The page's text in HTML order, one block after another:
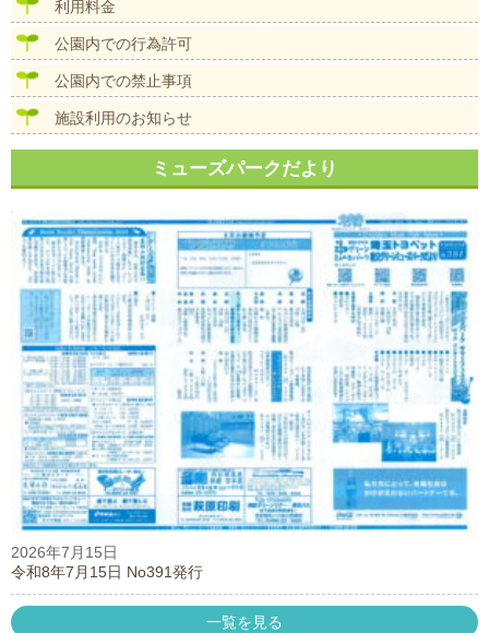
15
日
No373
行”
利用料金
公園内での行為許可
公園内での禁止事項
施設利用のお知らせ
ミューズパークだより
2026年7月15日
令和8年7月15日 No391発行
一覧を見る